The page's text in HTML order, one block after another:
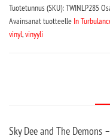
Tuotetunnus (SKU):TWINLP285
Avainsanat tuotteelle In
vinyl,vinyyli
Sky Dee and The Demons